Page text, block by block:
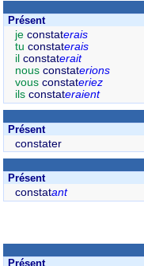
Présent
je constaterais
tu constaterais
il constaterait
nous constaterions
vous constateriez
ils constateraient
Présent
constater
Présent
constatant
Présent